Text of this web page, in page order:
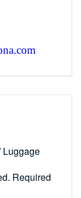
Luggage
Required